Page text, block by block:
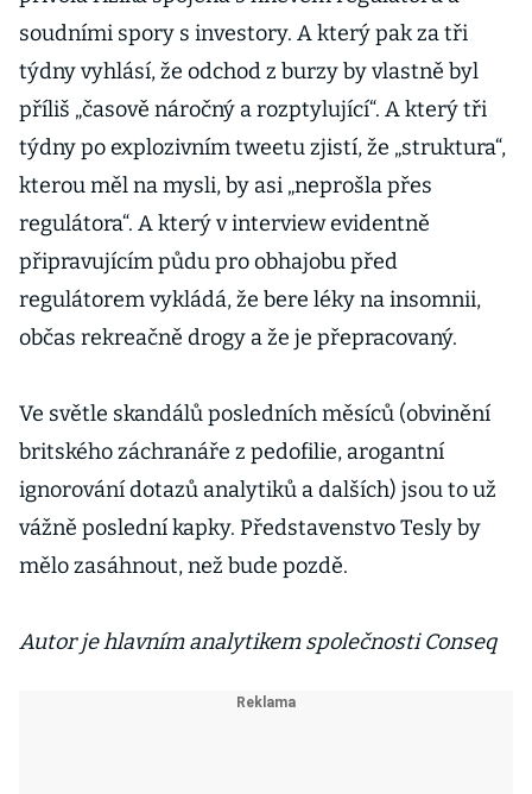
soudními spory s investory. A který pak za tři
týdny vyhlásí, že odchod z burzy by vlastně byl
příliš „časově náročný a rozptylující“. A který tři
týdny po explozivním tweetu zjistí, že „struktura“,
kterou měl na mysli, by asi „neprošla přes
regulátora“. A který v interview evidentně
připravujícím půdu pro obhajobu před
regulátorem vykládá, že bere léky na insomnii,
občas rekreačně drogy a že je přepracovaný.
Ve světle skandálů posledních měsíců (obvinění
britského záchranáře z pedofilie, arogantní
ignorování dotazů analytiků a dalších) jsou to už
vážně poslední kapky. Představenstvo Tesly by
mělo zasáhnout, než bude pozdě.
Autor je hlavním analytikem společnosti Conseq